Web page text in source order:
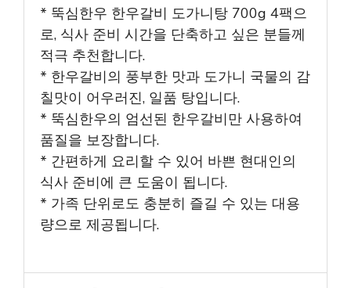
* 뚝심한우 한우갈비 도가니탕 700g 4팩으
로, 식사 준비 시간을 단축하고 싶은 분들께
적극 추천합니다.
* 한우갈비의 풍부한 맛과 도가니 국물의 감
칠맛이 어우러진, 일품 탕입니다.
* 뚝심한우의 엄선된 한우갈비만 사용하여
품질을 보장합니다.
* 간편하게 요리할 수 있어 바쁜 현대인의
식사 준비에 큰 도움이 됩니다.
* 가족 단위로도 충분히 즐길 수 있는 대용
량으로 제공됩니다.